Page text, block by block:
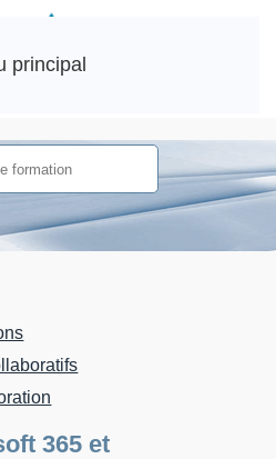
principal
365 et